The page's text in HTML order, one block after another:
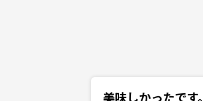
美味しかったです。